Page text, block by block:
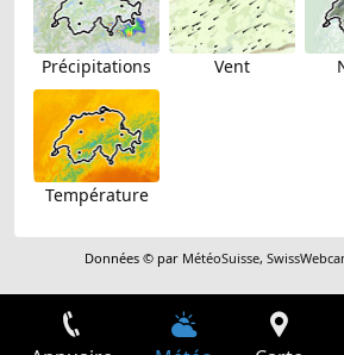
Précipitations Vent
Température
Données © par MétéoSuisse,